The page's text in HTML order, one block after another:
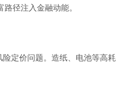
径注入金融动能。
定价问题。造纸、电池等高